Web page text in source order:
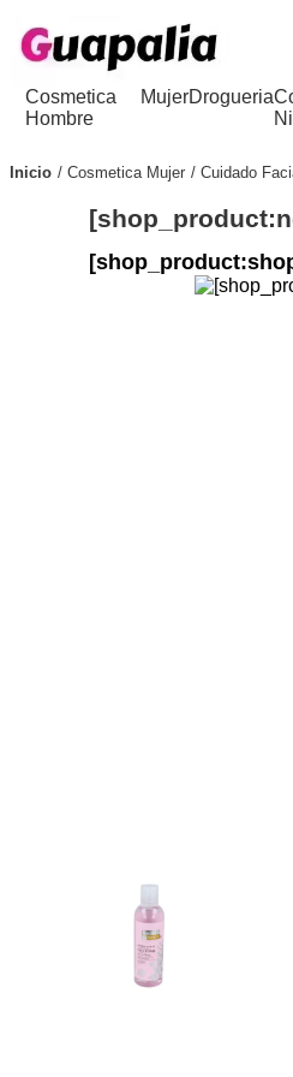
Cosmetica
Hombre
MujerDrogueria
Inicio Cosmetica Mujer Cuidado